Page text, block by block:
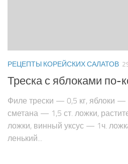
РЕЦЕПТЫ КОРЕЙСКИХ САЛАТОВ
Треска с яблоками по-
Филе трески — 0,5 кг, яблоки
сметана — 1,5 ст. ложки,
ложки, винный уксус — 1ч.
ленький...